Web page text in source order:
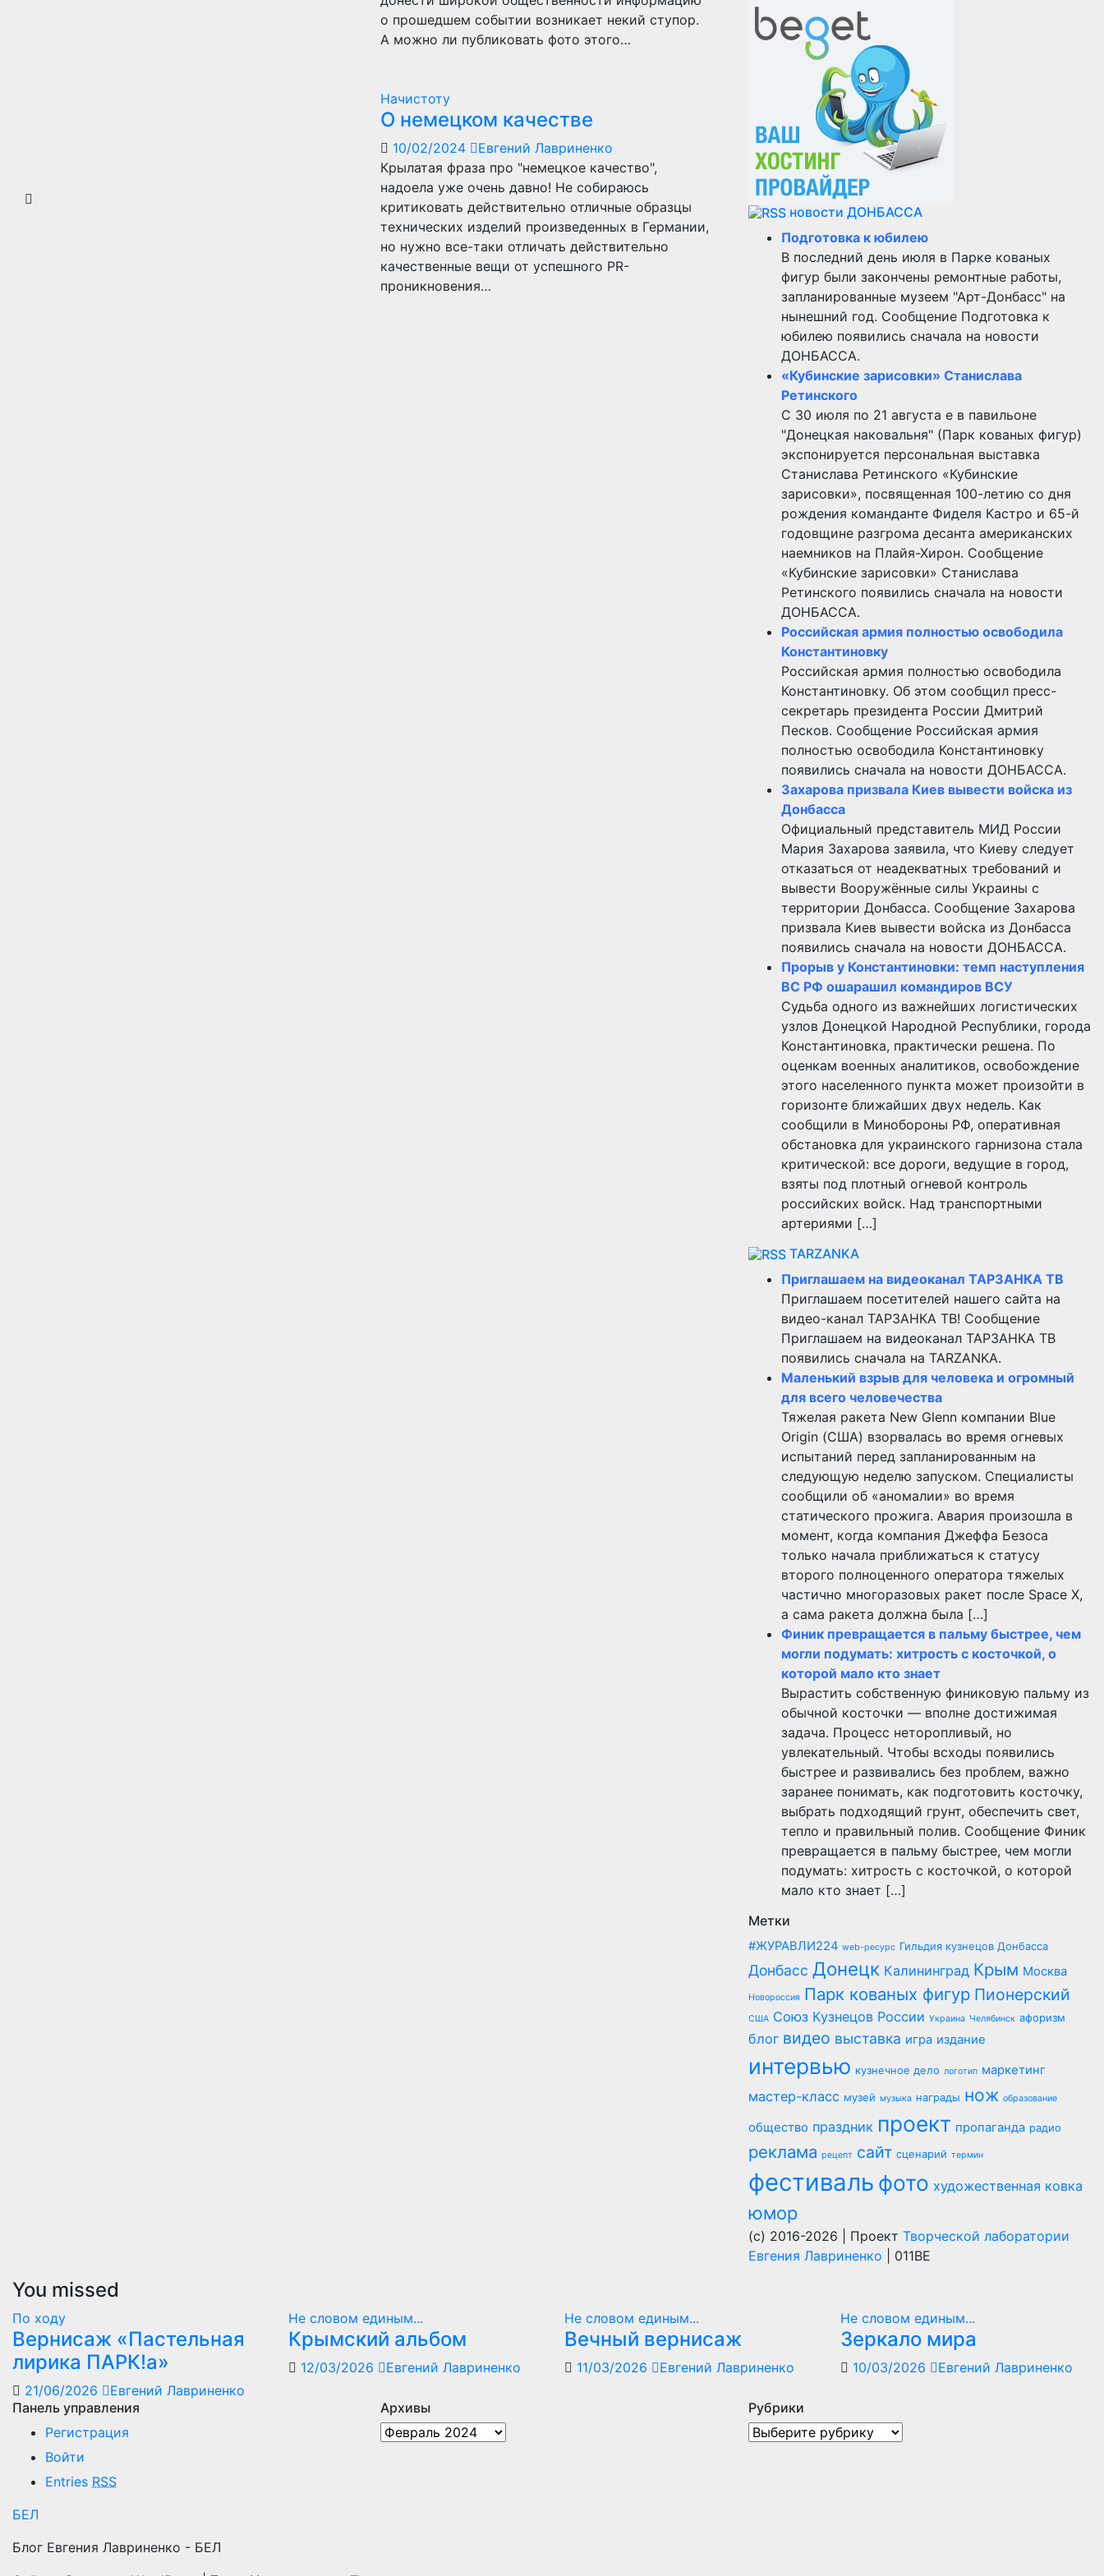
о прошедшем событии возникает некий ступор.
А можно ли публиковать фото этого…
Начистоту
О немецком качестве
10/02/2024
Евгений Лавриненко
Крылатая фраза про "немецкое качество",
надоела уже очень давно! Не собираюсь
критиковать действительно отличные образцы
технических изделий произведенных в Германии,
но нужно все-таки отличать действительно
качественные вещи от успешного PR-
проникновения…
новости ДОНБАССА
Подготовка к юбилею
В последний день июля в Парке кованых
фигур были закончены ремонтные работы,
запланированные музеем "Арт-Донбасс" на
нынешний год. Сообщение Подготовка к
юбилею появились сначала на новости
ДОНБАССА.
«Кубинские зарисовки» Станислава
Ретинского
С 30 июля по 21 августа е в павильоне
"Донецкая наковальня" (Парк кованых фигур)
экспонируется персональная выставка
Станислава Ретинского «Кубинские
зарисовки», посвященная 100-летию со дня
рождения команданте Фиделя Кастро и 65-й
годовщине разгрома десанта американских
наемников на Плайя-Хирон. Сообщение
«Кубинские зарисовки» Станислава
Ретинского появились сначала на новости
ДОНБАССА.
Российская армия полностью освободила
Константиновку
Российская армия полностью освободила
Константиновку. Об этом сообщил пресс-
секретарь президента России Дмитрий
Песков. Сообщение Российская армия
полностью освободила Константиновку
появились сначала на новости ДОНБАССА.
Захарова призвала Киев вывести войска из
Донбасса
Официальный представитель МИД России
Мария Захарова заявила, что Киеву следует
отказаться от неадекватных требований и
вывести Вооружённые силы Украины с
территории Донбасса. Сообщение Захарова
призвала Киев вывести войска из Донбасса
появились сначала на новости ДОНБАССА.
Прорыв у Константиновки: темп наступления
ВС РФ ошарашил командиров ВСУ
Судьба одного из важнейших логистических
узлов Донецкой Народной Республики, города
Константиновка, практически решена. По
оценкам военных аналитиков, освобождение
этого населенного пункта может произойти в
горизонте ближайших двух недель. Как
сообщили в Минобороны РФ, оперативная
обстановка для украинского гарнизона стала
критической: все дороги, ведущие в город,
взяты под плотный огневой контроль
российских войск. Над транспортными
артериями […]
TARZANKA
Приглашаем на видеоканал ТАРЗАНКА ТВ
Приглашаем посетителей нашего сайта на
видео-канал ТАРЗАНКА ТВ! Сообщение
Приглашаем на видеоканал ТАРЗАНКА ТВ
появились сначала на TARZANKA.
Маленький взрыв для человека и огромный
для всего человечества
Тяжелая ракета New Glenn компании Blue
Origin (США) взорвалась во время огневых
испытаний перед запланированным на
следующую неделю запуском. Специалисты
сообщили об «аномалии» во время
статического прожига. Авария произошла в
момент, когда компания Джеффа Безоса
только начала приближаться к статусу
второго полноценного оператора тяжелых
частично многоразовых ракет после Space X,
а сама ракета должна была […]
Финик превращается в пальму быстрее, чем
могли подумать: хитрость с косточкой, о
которой мало кто знает
Вырастить собственную финиковую пальму из
обычной косточки — вполне достижимая
задача. Процесс неторопливый, но
увлекательный. Чтобы всходы появились
быстрее и развивались без проблем, важно
заранее понимать, как подготовить косточку,
выбрать подходящий грунт, обеспечить свет,
тепло и правильный полив. Сообщение Финик
превращается в пальму быстрее, чем могли
подумать: хитрость с косточкой, о которой
мало кто знает […]
Метки
#ЖУРАВЛИ224 web-ресурс Гильдия кузнецов Донбасса
Донбасс Донецк Калининград Крым Москва
Новороссия Парк кованых фигур Пионерский
США Союз Кузнецов России Украина Челябинск афоризм
блог видео выставка игра издание
интервью кузнечное дело логотип маркетинг
мастер-класс музей музыка награды нож образование
общество праздник проект пропаганда радио
реклама рецепт сайт сценарий термин
фестиваль фото художественная ковка
юмор
(c) 2016-2026 | Проект Творческой лаборатории
Евгения Лавриненко | 011BE
You missed
По ходу
Вернисаж «Пастельная
лирика ПАРК!а»
21/06/2026 Евгений Лавриненко
Не словом единым...
Крымский альбом
12/03/2026 Евгений Лавриненко
Не словом единым...
Вечный вернисаж
11/03/2026 Евгений Лавриненко
Не словом единым...
Зеркало мира
10/03/2026 Евгений Лавриненко
Панель управления
Регистрация
Войти
Entries RSS
Архивы
Архивы
Рубрики
Рубрики
БЕЛ
Блог Евгения Лавриненко - БЕЛ